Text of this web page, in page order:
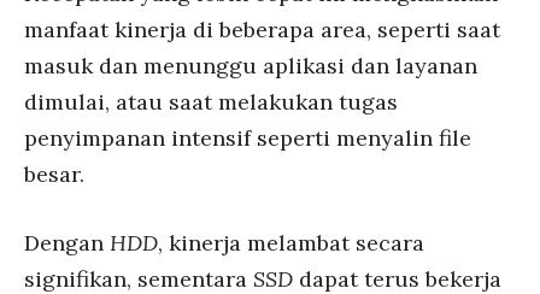
manfaat kinerja di beberapa area, seperti saat
masuk dan menunggu aplikasi dan layanan
dimulai, atau saat melakukan tugas
penyimpanan intensif seperti menyalin file
besar.
Dengan HDD, kinerja melambat secara
signifikan, sementara SSD dapat terus bekerja